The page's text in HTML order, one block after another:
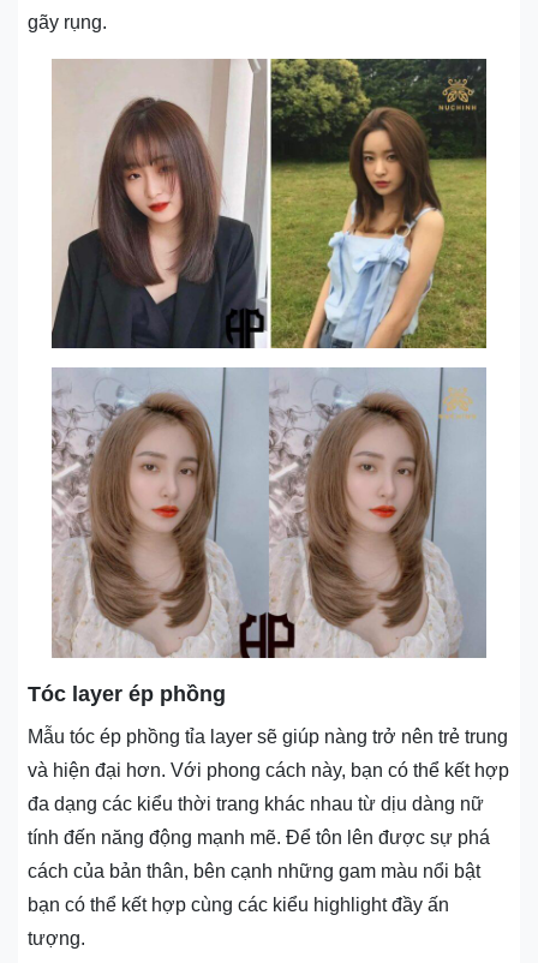
gãy rụng.
Tóc layer ép phồng
Mẫu tóc ép phồng tỉa layer sẽ giúp nàng trở nên trẻ trung
và hiện đại hơn. Với phong cách này, bạn có thể kết hợp
đa dạng các kiểu thời trang khác nhau từ dịu dàng nữ
tính đến năng động mạnh mẽ. Để tôn lên được sự phá
cách của bản thân, bên cạnh những gam màu nổi bật
bạn có thể kết hợp cùng các kiểu highlight đầy ấn
tượng.